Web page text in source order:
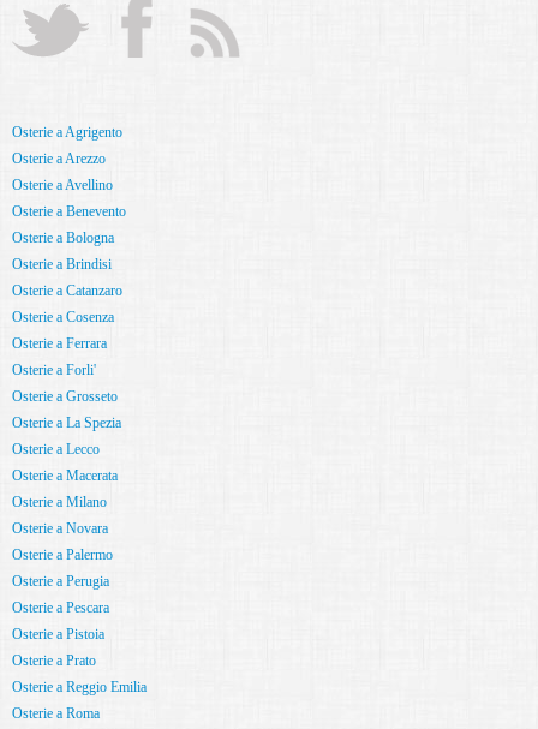
Osterie a Agrigento
Osterie a Arezzo
Osterie a Avellino
Osterie a Benevento
Osterie a Bologna
Osterie a Brindisi
Osterie a Catanzaro
Osterie a Cosenza
Osterie a Ferrara
Osterie a Forli'
Osterie a Grosseto
Osterie a La Spezia
Osterie a Lecco
Osterie a Macerata
Osterie a Milano
Osterie a Novara
Osterie a Palermo
Osterie a Perugia
Osterie a Pescara
Osterie a Pistoia
Osterie a Prato
Osterie a Reggio Emilia
Osterie a Roma